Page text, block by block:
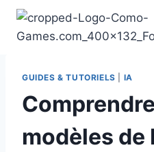
Aller
contenu
GUIDES & TUTORIELS IA
modèles de